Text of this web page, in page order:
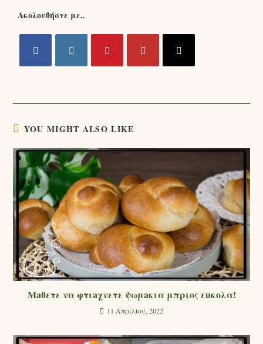
Ακολουθήστε με..
YOU MIGHT ALSO LIKE
Μaθετε να φτιaχνετε ψωμaκια μπριoς εuκολα!
11 Απριλίου, 2022